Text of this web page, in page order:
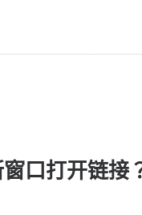
口打开链接